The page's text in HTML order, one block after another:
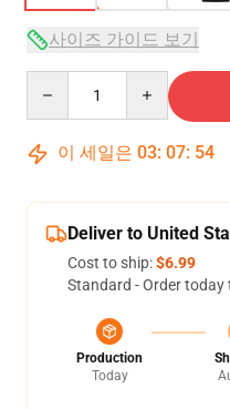
사이즈 가이드 보기
이 세일은 03: 07: 54
Deliver to United
Cost to ship:$6.99
Standard - Order today
Production
Today